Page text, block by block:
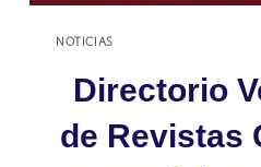
NOTICIAS
Directorio
de Revistas